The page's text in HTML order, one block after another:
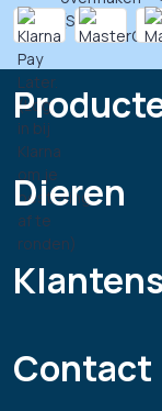
Dieren
Contact